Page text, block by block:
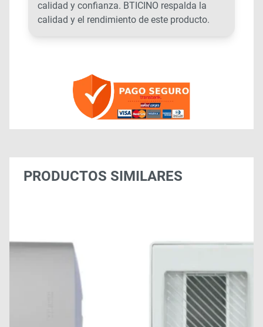
calidad y confianza. BTICINO respalda la
calidad y el rendimiento de este producto.
PRODUCTOS SIMILARES